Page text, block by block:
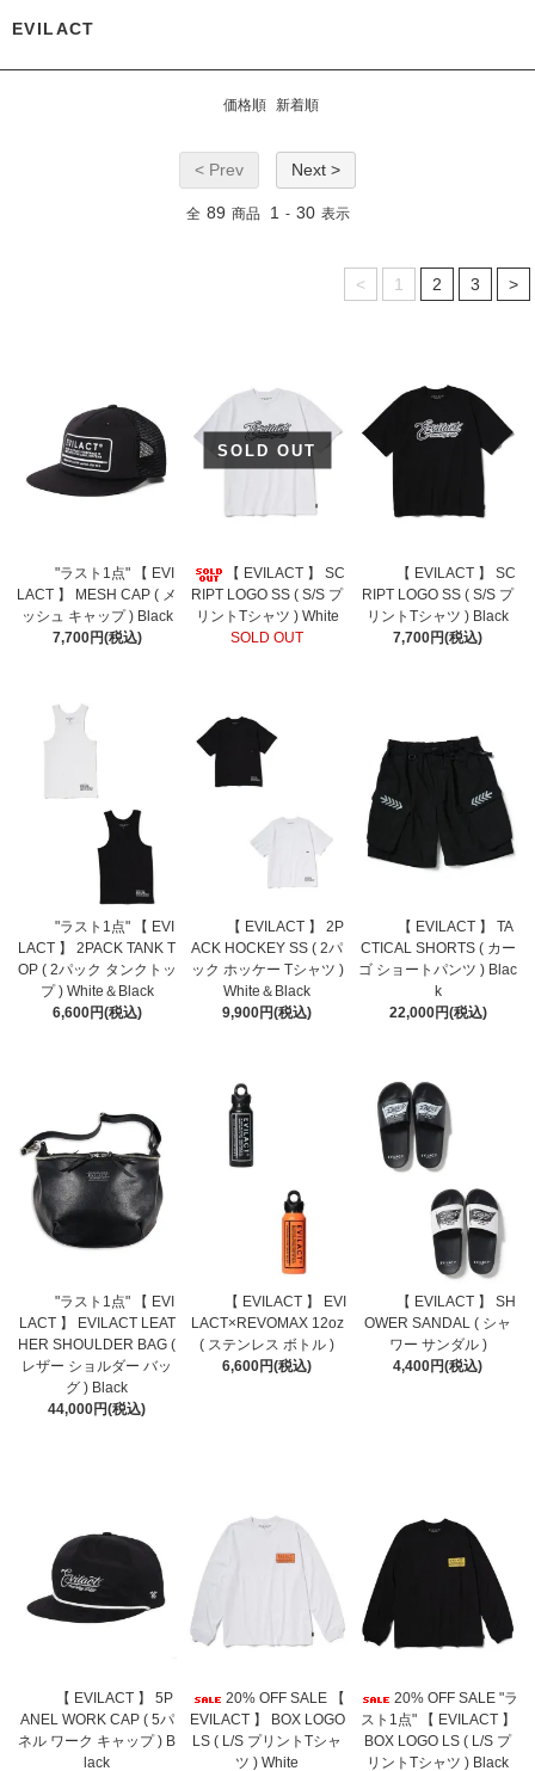
EVILACT
価格順 新着順
< Prev Next >
全 89 商品 1 - 30 表示
< 1 2 3 >
"ラスト1点" 【 EVI
LACT 】 MESH CAP ( メ
ッシュ キャップ ) Black
7,700円(税込)
SOLD OUT
【 EVILACT 】 SC
RIPT LOGO SS ( S/S プ
リントTシャツ ) White
SOLD OUT
【 EVILACT 】 SC
RIPT LOGO SS ( S/S プ
リントTシャツ ) Black
7,700円(税込)
"ラスト1点" 【 EVI
LACT 】 2PACK TANK T
OP ( 2パック タンクトッ
プ ) White＆Black
6,600円(税込)
【 EVILACT 】 2P
ACK HOCKEY SS ( 2パ
ック ホッケー Tシャツ )
White＆Black
9,900円(税込)
【 EVILACT 】 TA
CTICAL SHORTS ( カー
ゴ ショートパンツ ) Blac
k
22,000円(税込)
"ラスト1点" 【 EVI
LACT 】 EVILACT LEAT
HER SHOULDER BAG (
レザー ショルダー バッ
グ ) Black
44,000円(税込)
【 EVILACT 】 EVI
LACT×REVOMAX 12oz
( ステンレス ボトル )
6,600円(税込)
【 EVILACT 】 SH
OWER SANDAL ( シャ
ワー サンダル )
4,400円(税込)
【 EVILACT 】 5P
ANEL WORK CAP ( 5パ
ネル ワーク キャップ ) B
lack
20% OFF SALE 【
EVILACT 】 BOX LOGO
LS ( L/S プリントTシャ
ツ ) White
20% OFF SALE "ラ
スト1点" 【 EVILACT 】
BOX LOGO LS ( L/S プ
リントTシャツ ) Black